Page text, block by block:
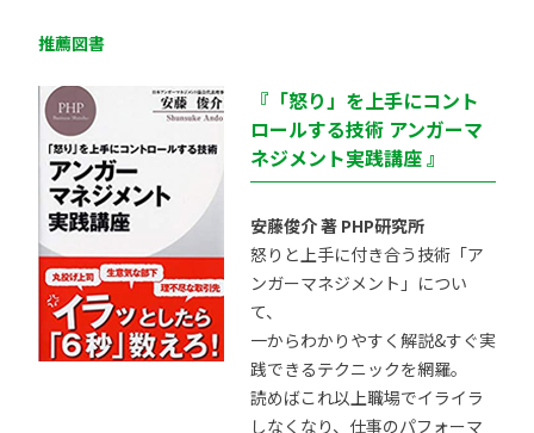
推薦図書
『「怒り」を上手にコント
ロールする技術 アンガーマ
ネジメント実践講座 』
安藤俊介 著 PHP研究所
怒りと上手に付き合う技術「ア
ンガーマネジメント」につい
て、
一からわかりやすく解説&すぐ実
践できるテクニックを網羅。
読めばこれ以上職場でイライラ
しなくなり、仕事のパフォーマ